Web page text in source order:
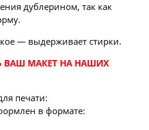
дублерином, так как
— выдерживает стирки.
ВАШ МАКЕТ НА НАШИХ
печати:
в формате: